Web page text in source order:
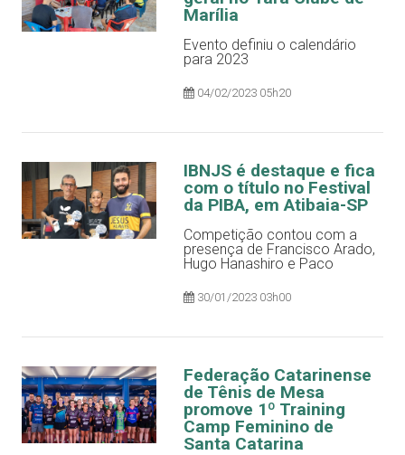
Marília
Evento definiu o calendário
para 2023
04/02/2023 05h20
IBNJS é destaque e fica
com o título no Festival
da PIBA, em Atibaia-SP
Competição contou com a
presença de Francisco Arado,
Hugo Hanashiro e Paco
30/01/2023 03h00
Federação Catarinense
de Tênis de Mesa
promove 1º Training
Camp Feminino de
Santa Catarina